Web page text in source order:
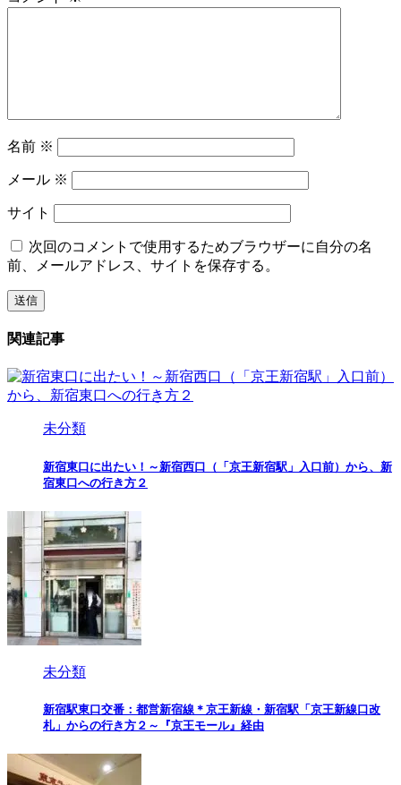
名前 ※
メール ※
サイト
次回のコメントで使用するためブラウザーに自分の名
前、メールアドレス、サイトを保存する。
関連記事
未分類
新宿東口に出たい！～新宿西口（「京王新宿駅」入口前）から、新
宿東口への行き方２
未分類
新宿駅東口交番：都営新宿線＊京王新線・新宿駅「京王新線口改
札」からの行き方２～『京王モール』経由